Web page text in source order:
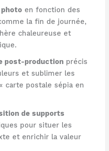
en fonction des
la fin de journée,
chaleureuse et
post-production précis
et sublimer les
carte postale sépia en
de supports
pour situer les
et enrichir la valeur